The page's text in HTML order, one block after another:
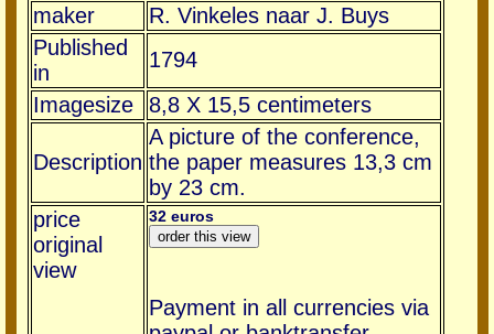
maker
R. Vinkeles naar J. Buys
Published
in
1794
Imagesize
8,8 X 15,5 centimeters
Description
A picture of the conference,
the paper measures 13,3 cm
by 23 cm.
price
original
view
32 euros
Payment in all currencies via